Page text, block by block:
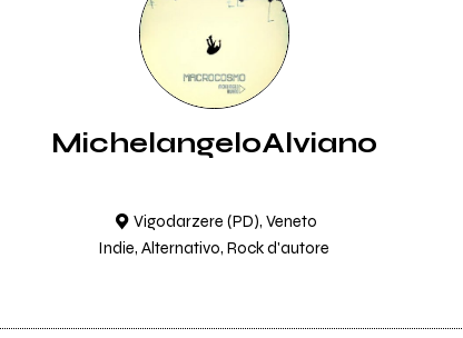
MichelangeloAlviano
Vigodarzere (PD), Veneto
Indie, Alternativo, Rock d'autore